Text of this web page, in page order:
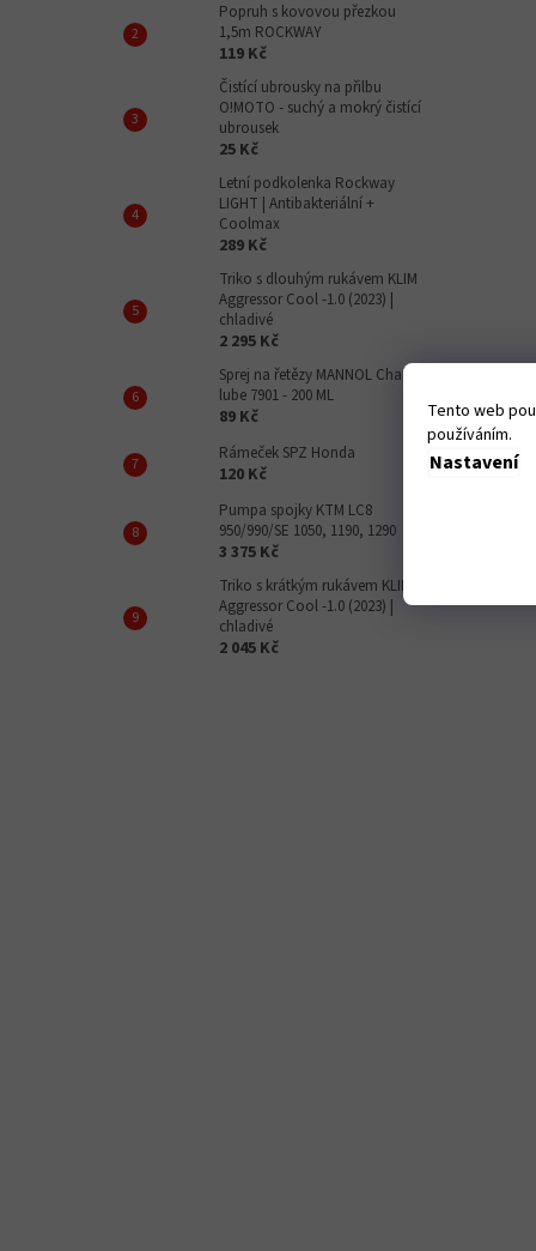
Tento web
používáním.
Nastavení
Popruh s kovovou přezkou
1,5m ROCKWAY
119 Kč
Čistící ubrousky na přilbu
O!MOTO - suchý a mokrý čistící
ubrousek
25 Kč
Letní podkolenka Rockway
LIGHT | Antibakteriální +
Coolmax
289 Kč
Triko s dlouhým rukávem KLIM
Aggressor Cool -1.0 (2023) |
chladivé
2 295 Kč
Sprej na řetězy MANNOL Chain
lube 7901 - 200 ML
89 Kč
Rámeček SPZ Honda
120 Kč
Pumpa spojky KTM LC8
950/990/SE 1050, 1190, 1290
3 375 Kč
Triko s krátkým rukávem KLIM
Aggressor Cool -1.0 (2023) |
chladivé
2 045 Kč